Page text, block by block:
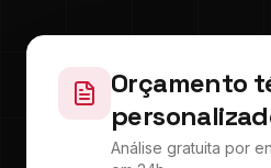
Orçamento
Análise gratuita por